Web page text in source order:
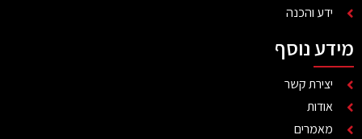
ידע והכנה
מידע נוסף
יצירת קשר
אודות
מאמרים